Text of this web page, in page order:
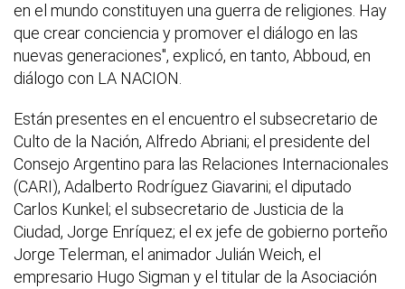
en el mundo constituyen una guerra de religiones. Hay
que crear conciencia y promover el diálogo en las
nuevas generaciones", explicó, en tanto, Abboud, en
diálogo con LA NACION.
Están presentes en el encuentro el subsecretario de
Culto de la Nación, Alfredo Abriani; el presidente del
Consejo Argentino para las Relaciones Internacionales
(CARI), Adalberto Rodríguez Giavarini; el diputado
Carlos Kunkel; el subsecretario de Justicia de la
Ciudad, Jorge Enríquez; el ex jefe de gobierno porteño
Jorge Telerman, el animador Julián Weich, el
empresario Hugo Sigman y el titular de la Asociación